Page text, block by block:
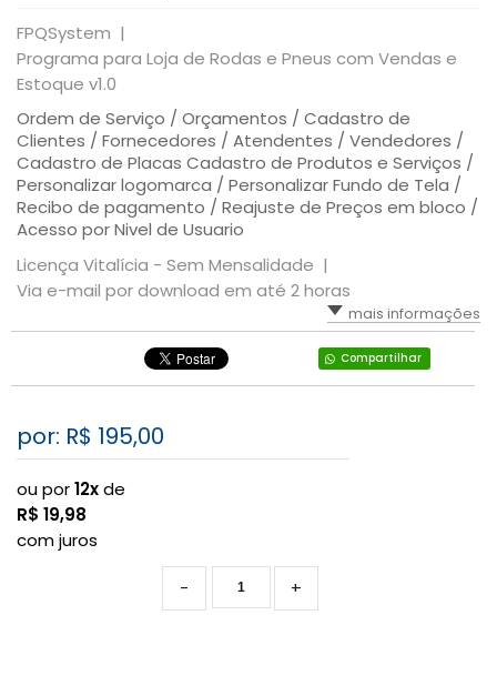
FPQSystem |
Programa para Loja de Rodas e Pneus com Vendas e
Estoque v1.0
Ordem de Serviço / Orçamentos / Cadastro de
Clientes / Fornecedores / Atendentes / Vendedores /
Cadastro de Placas Cadastro de Produtos e Serviços /
Personalizar logomarca / Personalizar Fundo de Tela /
Recibo de pagamento / Reajuste de Preços em bloco /
Acesso por Nivel de Usuario
Licença Vitalícia - Sem Mensalidade |
Via e-mail por download em até 2 horas
mais informações
Compartilhar
por: R$ 195,00
ou por12xde
R$ 19,98
com juros
+
-